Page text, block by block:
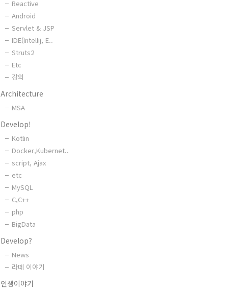
Reactive
Android
Servlet & JSP
IDE(Intellij, E..
Struts2
Etc
강의
Architecture
MSA
Develop!
Kotlin
Docker,Kubernet..
script, Ajax
etc
MySQL
C,C++
php
BigData
Develop?
News
라떼 이야기
인생이야기